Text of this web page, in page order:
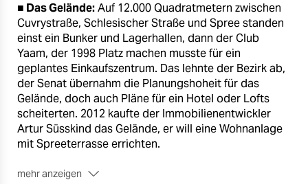
veranstaltungen
shop
fragen & hilfe
unterstützen
abo
genossenschaft
epaper login
■ Das Gelände:Auf 12.000 Quadratmetern zwischen
Cuvrystraße, Schlesischer Straße und Spree standen
einst ein Bunker und Lagerhallen, dann der Club
Yaam, der 1998 Platz machen musste für ein
geplantes Einkaufszentrum. Das lehnte der Bezirk ab,
der Senat übernahm die Planungshoheit für das
Gelände, doch auch Pläne für ein Hotel oder Lofts
scheiterten. 2012 kaufte der Immobilienentwickler
Artur Süsskind das Gelände, er will eine Wohnanlage
mit Spreeterrasse errichten.
mehr anzeigen